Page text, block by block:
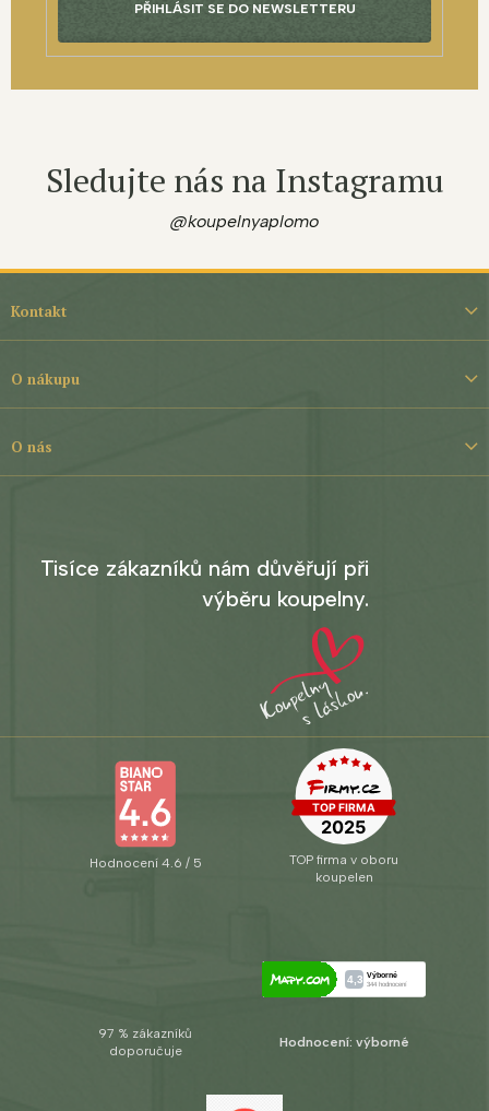
PŘIHLÁSIT SE DO NEWSLETTERU
Sledujte nás na Instagramu
@koupelnyaplomo
Z
í
Kontakt
O nákupu
O nás
Tisíce zákazníků nám důvěřují při
výběru koupelny.
Hodnocení 4.6 / 5
TOP firma v oboru
koupelen
97 % zákazníků
doporučuje
Hodnocení: výborné